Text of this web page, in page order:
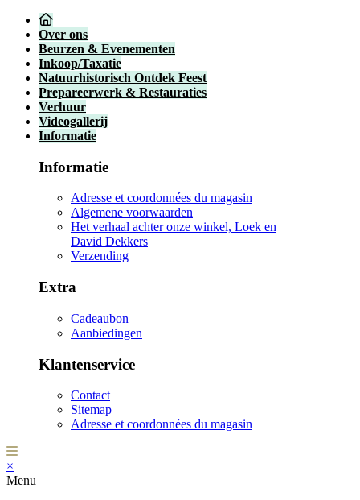
Over ons
Beurzen & Evenementen
Inkoop/Taxatie
Natuurhistorisch Ontdek Feest
Prepareerwerk & Restauraties
Verhuur
Videogallerij
Informatie
Informatie
Adresse et coordonnées du magasin
Algemene voorwaarden
Het verhaal achter onze winkel, Loek en
David Dekkers
Verzending
Extra
Cadeaubon
Aanbiedingen
Klantenservice
Contact
Sitemap
Adresse et coordonnées du magasin
×
Menu